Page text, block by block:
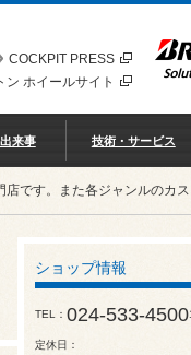
COCKPIT PRESS
ン ホイールサイト
来事 技術・サービス
です。また各ジャンルのカ
ショップ情報
TEL 024-533-4500
定休日